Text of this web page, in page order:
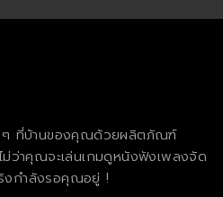
ๆ ที่บ้านของคุณด้วยผลิตภัณฑ์
ว่าคุณจะเล่นเกมดูหนังฟังเพลงจัด
งกําลังรอคุณอยู่ !